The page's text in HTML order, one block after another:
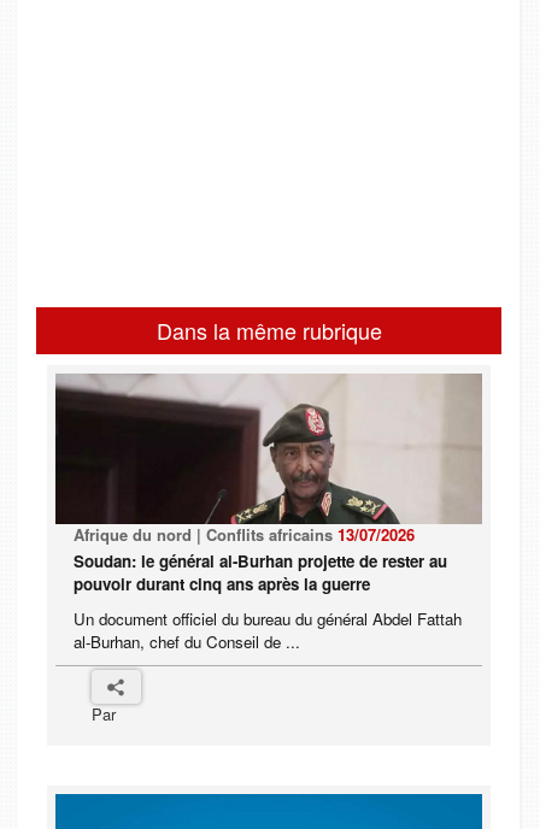
Dans la même rubrique
Afrique du nord | Conflits africains 13/07/2026
Soudan: le général al-Burhan projette de rester au
pouvoir durant cinq ans après la guerre
Un document officiel du bureau du général Abdel Fattah
al-Burhan, chef du Conseil de ...
Par